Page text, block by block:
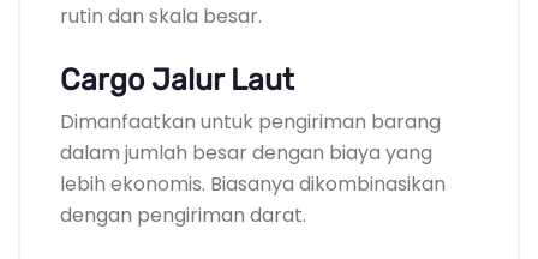
rutin dan skala besar.
Cargo Jalur Laut
Dimanfaatkan untuk pengiriman barang
dalam jumlah besar dengan biaya yang
lebih ekonomis. Biasanya dikombinasikan
dengan pengiriman darat.